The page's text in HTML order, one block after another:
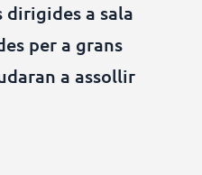
a sala
per a grans
a assollir